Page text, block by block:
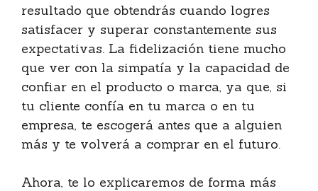
resultado que obtendrás cuando logres
satisfacer y superar constantemente sus
expectativas. La fidelización tiene mucho
que ver con la simpatía y la capacidad de
confiar en el producto o marca, ya que, si
tu cliente confía en tu marca o en tu
empresa, te escogerá antes que a alguien
más y te volverá a comprar en el futuro.
Ahora, te lo explicaremos de forma más